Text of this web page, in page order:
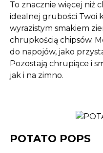
To znacznie więcej niż
idealnej grubości Twoi
wyrazistym smakiem
chrupkością chipsów.
do napojów, jako
Pozostają chrupiące i
jak i na zimno.
POTATO POPS